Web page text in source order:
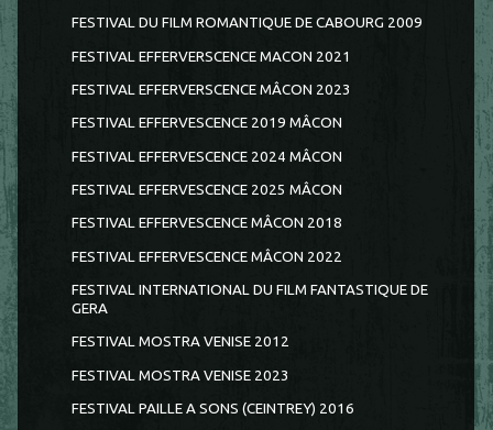
FESTIVAL DU FILM ROMANTIQUE DE CABOURG 2009
FESTIVAL EFFERVERSCENCE MACON 2021
FESTIVAL EFFERVERSCENCE MÂCON 2023
FESTIVAL EFFERVESCENCE 2019 MÂCON
FESTIVAL EFFERVESCENCE 2024 MÂCON
FESTIVAL EFFERVESCENCE 2025 MÂCON
FESTIVAL EFFERVESCENCE MÂCON 2018
FESTIVAL EFFERVESCENCE MÂCON 2022
FESTIVAL INTERNATIONAL DU FILM FANTASTIQUE DE
GERA
FESTIVAL MOSTRA VENISE 2012
FESTIVAL MOSTRA VENISE 2023
FESTIVAL PAILLE A SONS (CEINTREY) 2016